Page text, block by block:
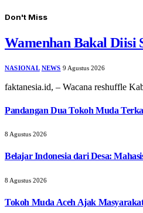
Don't Miss
Wamenhan Bakal Diisi
NASIONAL NEWS 9 Agustus 2026
faktanesia.id, – Wacana reshuffle
Pandangan Dua Tokoh Muda
8 Agustus 2026
Belajar Indonesia dari Desa:
8 Agustus 2026
Tokoh Muda Aceh Ajak